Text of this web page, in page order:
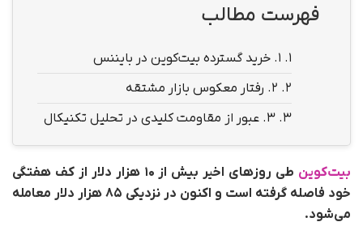
فهرست مطالب
1. ۱. خرید گسترده بیت‌کوین در بایننس
2. ۲. رفتار معکوس بازار مشتقه
3. ۳. عبور از مقاومت کلیدی در تحلیل تکنیکال
بیت‌کوین
طی روزهای اخیر بیش از ۱۰ هزار دلار از کف هفتگی
خود فاصله گرفته است و اکنون در نزدیکی ۸۵ هزار دلار معامله
می‌شود.